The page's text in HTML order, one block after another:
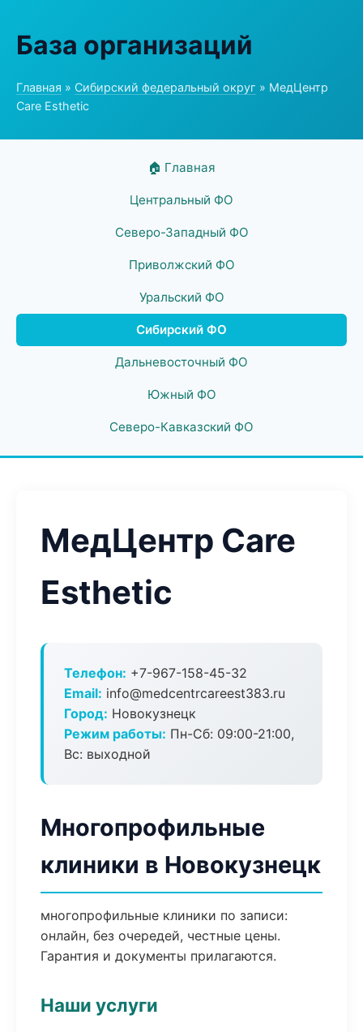
База организаций
Главная » Сибирский федеральный округ » МедЦентр
Care Esthetic
🏠 Главная
Центральный ФО
Северо-Западный ФО
Приволжский ФО
Уральский ФО
Сибирский ФО
Дальневосточный ФО
Южный ФО
Северо-Кавказский ФО
МедЦентр Care
Esthetic
Телефон: +7-967-158-45-32
Email: info@medcentrcareest383.ru
Город: Новокузнецк
Режим работы: Пн-Сб: 09:00-21:00,
Вс: выходной
Многопрофильные
клиники в Новокузнецк
многопрофильные клиники по записи:
онлайн, без очередей, честные цены.
Гарантия и документы прилагаются.
Наши услуги